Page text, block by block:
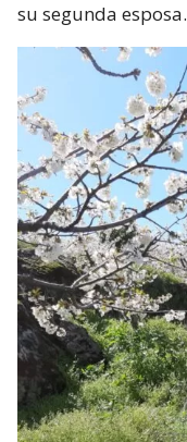
su segunda esposa.